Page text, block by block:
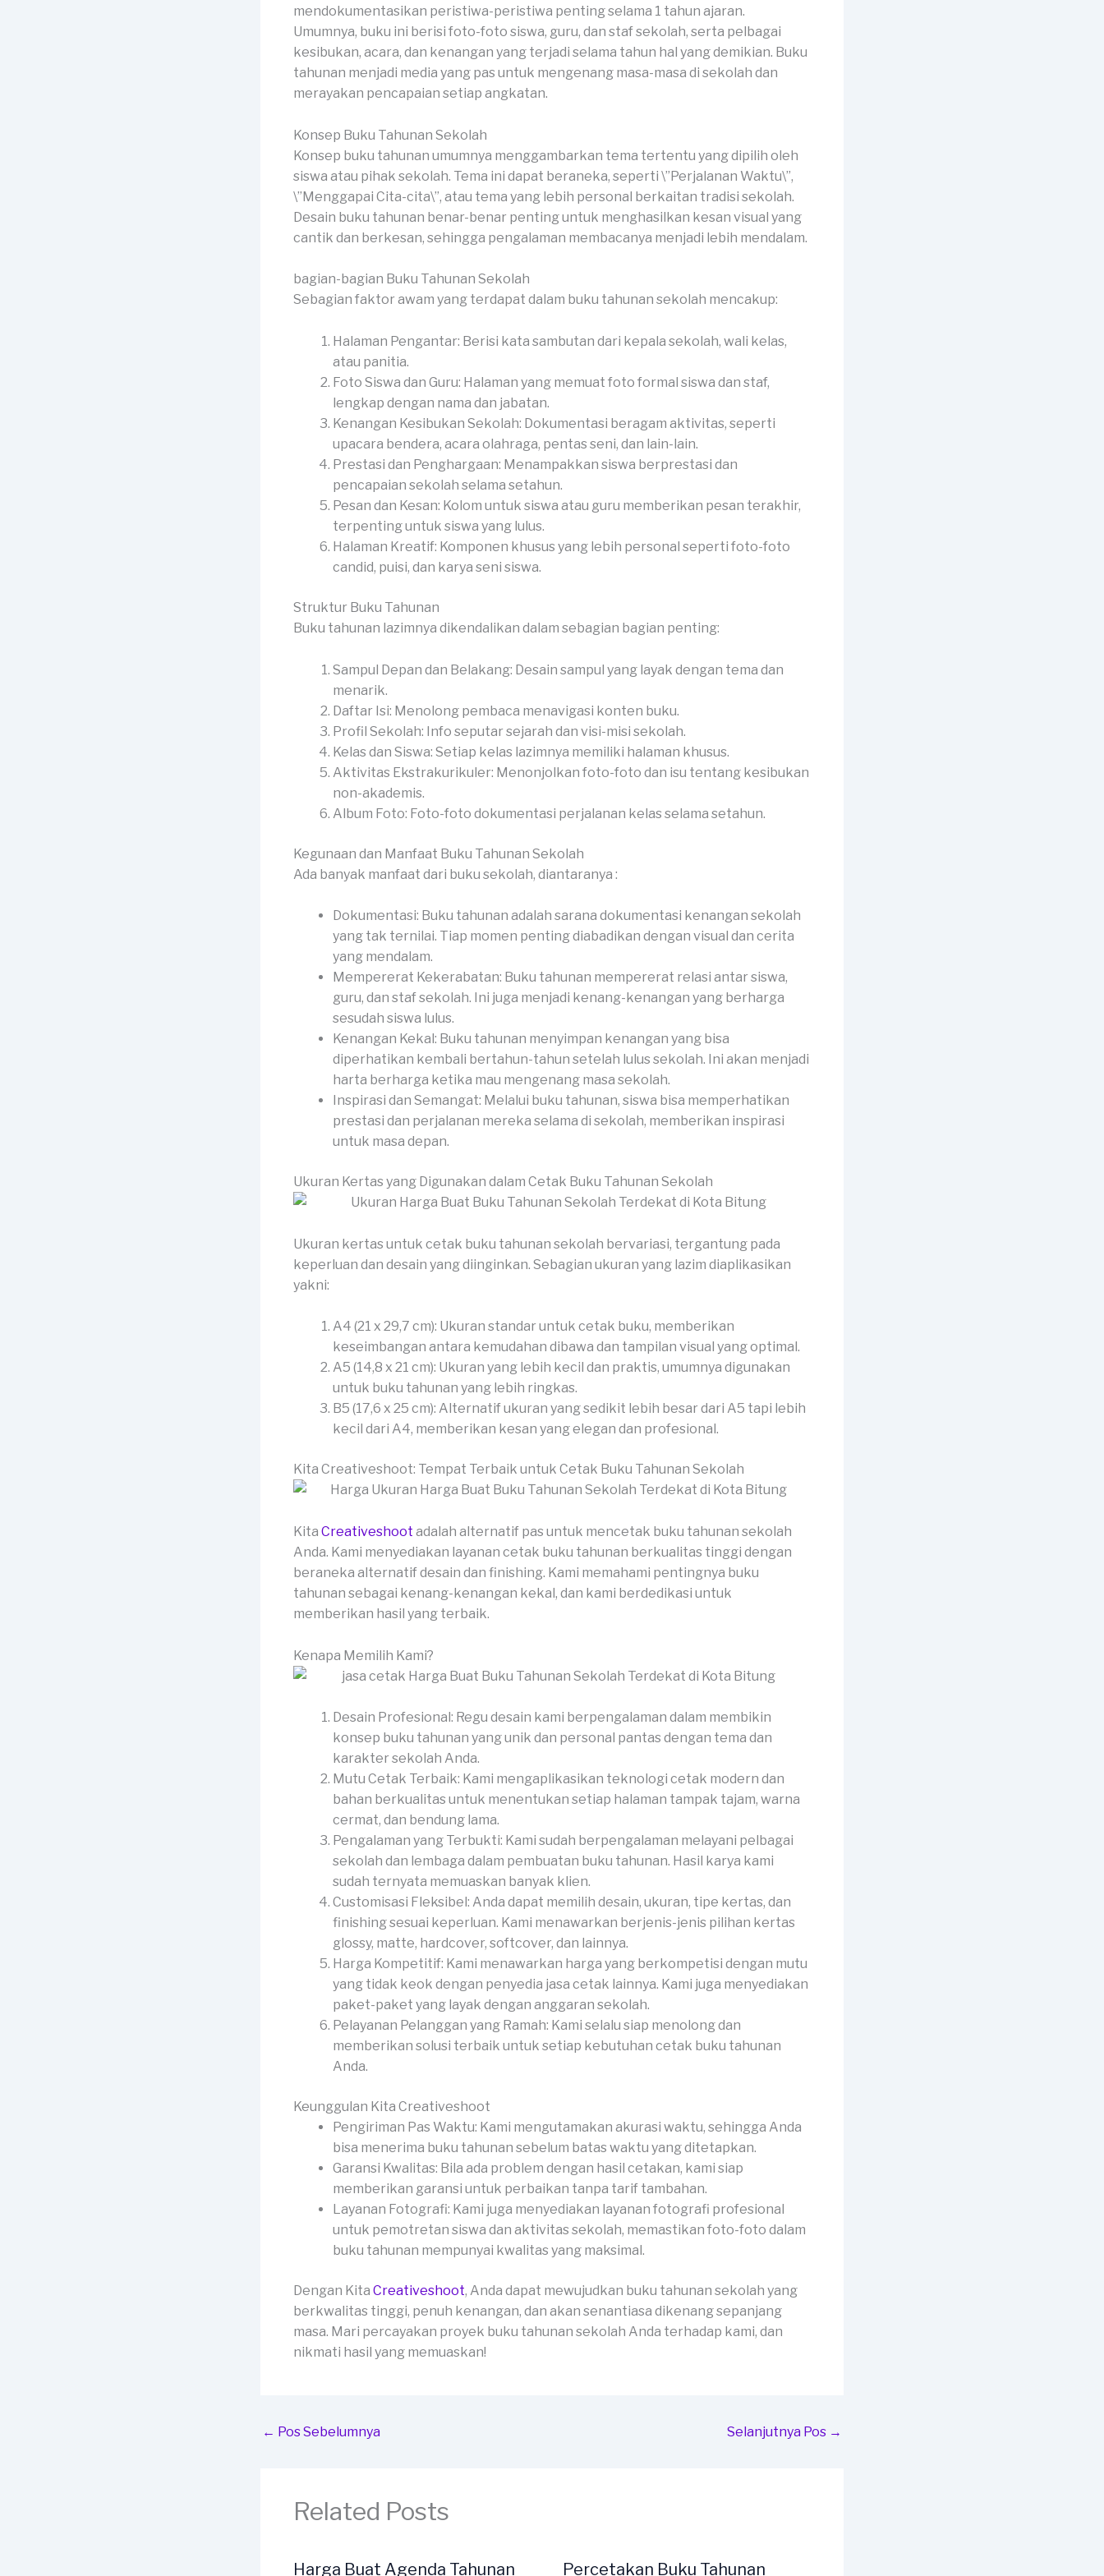
mendokumentasikan peristiwa-peristiwa penting selama 1 tahun ajaran.
Umumnya, buku ini berisi foto-foto siswa, guru, dan staf sekolah, serta pelbagai
kesibukan, acara, dan kenangan yang terjadi selama tahun hal yang demikian. Buku
tahunan menjadi media yang pas untuk mengenang masa-masa di sekolah dan
merayakan pencapaian setiap angkatan.
Konsep Buku Tahunan Sekolah
Konsep buku tahunan umumnya menggambarkan tema tertentu yang dipilih oleh
siswa atau pihak sekolah. Tema ini dapat beraneka, seperti \”Perjalanan Waktu\”,
\”Menggapai Cita-cita\”, atau tema yang lebih personal berkaitan tradisi sekolah.
Desain buku tahunan benar-benar penting untuk menghasilkan kesan visual yang
cantik dan berkesan, sehingga pengalaman membacanya menjadi lebih mendalam.
bagian-bagian Buku Tahunan Sekolah
Sebagian faktor awam yang terdapat dalam buku tahunan sekolah mencakup:
Halaman Pengantar: Berisi kata sambutan dari kepala sekolah, wali kelas,
atau panitia.
Foto Siswa dan Guru: Halaman yang memuat foto formal siswa dan staf,
lengkap dengan nama dan jabatan.
Kenangan Kesibukan Sekolah: Dokumentasi beragam aktivitas, seperti
upacara bendera, acara olahraga, pentas seni, dan lain-lain.
Prestasi dan Penghargaan: Menampakkan siswa berprestasi dan
pencapaian sekolah selama setahun.
Pesan dan Kesan: Kolom untuk siswa atau guru memberikan pesan terakhir,
terpenting untuk siswa yang lulus.
Halaman Kreatif: Komponen khusus yang lebih personal seperti foto-foto
candid, puisi, dan karya seni siswa.
Struktur Buku Tahunan
Buku tahunan lazimnya dikendalikan dalam sebagian bagian penting:
Sampul Depan dan Belakang: Desain sampul yang layak dengan tema dan
menarik.
Daftar Isi: Menolong pembaca menavigasi konten buku.
Profil Sekolah: Info seputar sejarah dan visi-misi sekolah.
Kelas dan Siswa: Setiap kelas lazimnya memiliki halaman khusus.
Aktivitas Ekstrakurikuler: Menonjolkan foto-foto dan isu tentang kesibukan
non-akademis.
Album Foto: Foto-foto dokumentasi perjalanan kelas selama setahun.
Kegunaan dan Manfaat Buku Tahunan Sekolah
Ada banyak manfaat dari buku sekolah, diantaranya :
Dokumentasi: Buku tahunan adalah sarana dokumentasi kenangan sekolah
yang tak ternilai. Tiap momen penting diabadikan dengan visual dan cerita
yang mendalam.
Mempererat Kekerabatan: Buku tahunan mempererat relasi antar siswa,
guru, dan staf sekolah. Ini juga menjadi kenang-kenangan yang berharga
sesudah siswa lulus.
Kenangan Kekal: Buku tahunan menyimpan kenangan yang bisa
diperhatikan kembali bertahun-tahun setelah lulus sekolah. Ini akan menjadi
harta berharga ketika mau mengenang masa sekolah.
Inspirasi dan Semangat: Melalui buku tahunan, siswa bisa memperhatikan
prestasi dan perjalanan mereka selama di sekolah, memberikan inspirasi
untuk masa depan.
Ukuran Kertas yang Digunakan dalam Cetak Buku Tahunan Sekolah
Ukuran kertas untuk cetak buku tahunan sekolah bervariasi, tergantung pada
keperluan dan desain yang diinginkan. Sebagian ukuran yang lazim diaplikasikan
yakni:
A4 (21 x 29,7 cm): Ukuran standar untuk cetak buku, memberikan
keseimbangan antara kemudahan dibawa dan tampilan visual yang optimal.
A5 (14,8 x 21 cm): Ukuran yang lebih kecil dan praktis, umumnya digunakan
untuk buku tahunan yang lebih ringkas.
B5 (17,6 x 25 cm): Alternatif ukuran yang sedikit lebih besar dari A5 tapi lebih
kecil dari A4, memberikan kesan yang elegan dan profesional.
Kita Creativeshoot: Tempat Terbaik untuk Cetak Buku Tahunan Sekolah
Kita Creativeshoot adalah alternatif pas untuk mencetak buku tahunan sekolah
Anda. Kami menyediakan layanan cetak buku tahunan berkualitas tinggi dengan
beraneka alternatif desain dan finishing. Kami memahami pentingnya buku
tahunan sebagai kenang-kenangan kekal, dan kami berdedikasi untuk
memberikan hasil yang terbaik.
Kenapa Memilih Kami?
Desain Profesional: Regu desain kami berpengalaman dalam membikin
konsep buku tahunan yang unik dan personal pantas dengan tema dan
karakter sekolah Anda.
Mutu Cetak Terbaik: Kami mengaplikasikan teknologi cetak modern dan
bahan berkualitas untuk menentukan setiap halaman tampak tajam, warna
cermat, dan bendung lama.
Pengalaman yang Terbukti: Kami sudah berpengalaman melayani pelbagai
sekolah dan lembaga dalam pembuatan buku tahunan. Hasil karya kami
sudah ternyata memuaskan banyak klien.
Customisasi Fleksibel: Anda dapat memilih desain, ukuran, tipe kertas, dan
finishing sesuai keperluan. Kami menawarkan berjenis-jenis pilihan kertas
glossy, matte, hardcover, softcover, dan lainnya.
Harga Kompetitif: Kami menawarkan harga yang berkompetisi dengan mutu
yang tidak keok dengan penyedia jasa cetak lainnya. Kami juga menyediakan
paket-paket yang layak dengan anggaran sekolah.
Pelayanan Pelanggan yang Ramah: Kami selalu siap menolong dan
memberikan solusi terbaik untuk setiap kebutuhan cetak buku tahunan
Anda.
Keunggulan Kita Creativeshoot
Pengiriman Pas Waktu: Kami mengutamakan akurasi waktu, sehingga Anda
bisa menerima buku tahunan sebelum batas waktu yang ditetapkan.
Garansi Kwalitas: Bila ada problem dengan hasil cetakan, kami siap
memberikan garansi untuk perbaikan tanpa tarif tambahan.
Layanan Fotografi: Kami juga menyediakan layanan fotografi profesional
untuk pemotretan siswa dan aktivitas sekolah, memastikan foto-foto dalam
buku tahunan mempunyai kwalitas yang maksimal.
Dengan Kita Creativeshoot, Anda dapat mewujudkan buku tahunan sekolah yang
berkwalitas tinggi, penuh kenangan, dan akan senantiasa dikenang sepanjang
masa. Mari percayakan proyek buku tahunan sekolah Anda terhadap kami, dan
nikmati hasil yang memuaskan!
← Pos Sebelumnya Selanjutnya Pos →
Related Posts
Harga Buat Agenda Tahunan Percetakan Buku Tahunan